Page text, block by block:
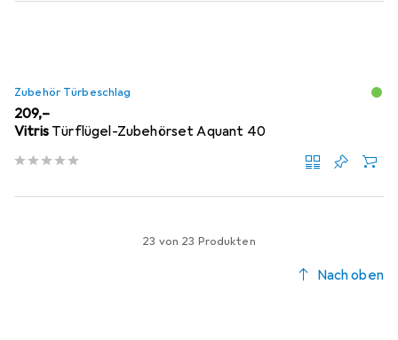
Zubehör Türbeschlag
EUR
209,–
Vitris Türflügel-Zubehörset Aquant 40
23 von 23 Produkten
Nach oben